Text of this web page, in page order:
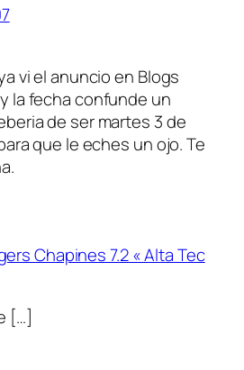
vi el anuncio en Blogs
la fecha confunde un
de ser martes 3 de
que le eches un ojo. Te
Chapines 7.2 « Alta Tec
[…]